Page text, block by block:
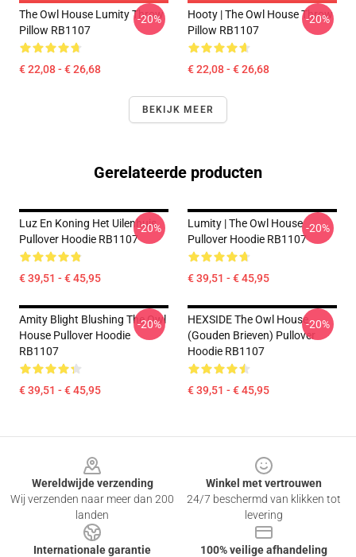
The Owl House Lumity Throw
Pillow RB1107
€ 22,08 - € 26,68
-20%
Hooty | The Owl House Throw
Pillow RB1107
€ 22,08 - € 26,68
-20%
BEKIJK MEER
Gerelateerde producten
Luz En Koning Het Uilenhuis
Pullover Hoodie RB1107
€ 39,51 - € 45,95
-20%
Lumity | The Owl House
Pullover Hoodie RB1107
€ 39,51 - € 45,95
-20%
Amity Blight Blushing The Owl
House Pullover Hoodie
RB1107
€ 39,51 - € 45,95
-20%
HEXSIDE The Owl House
(Gouden Brieven) Pullover
Hoodie RB1107
€ 39,51 - € 45,95
-20%
Wereldwijde verzending
Wij verzenden naar meer dan 200
landen
Winkel met vertrouwen
24/7 beschermd van klikken tot
levering
Internationale garantie
100% veilige afhandeling